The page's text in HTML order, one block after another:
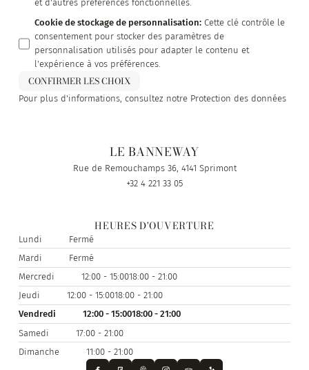
et d'autres préférences fonctionnelles.
Cookie de stockage de personnalisation: Cette clé contrôle le
consentement pour stocker des paramètres de
personnalisation utilisés pour adapter le contenu et
l'expérience à vos préférences.
CONFIRMER LES CHOIX
Pour plus d'informations, consultez notre Protection des données
LE BANNEWAY
Rue de Remouchamps 36, 4141 Sprimont
+32 4 221 33 05
HEURES D'OUVERTURE
Lundi
Fermé
Mardi
Fermé
Mercredi
12:00 - 15:0018:00 - 21:00
Jeudi
12:00 - 15:0018:00 - 21:00
Vendredi
12:00 - 15:0018:00 - 21:00
Samedi
17:00 - 21:00
Dimanche
11:00 - 21:00